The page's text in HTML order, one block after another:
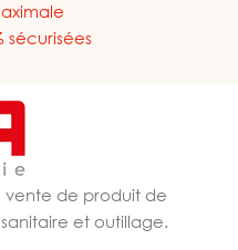
sécurisées
vente de produit de
et outillage.